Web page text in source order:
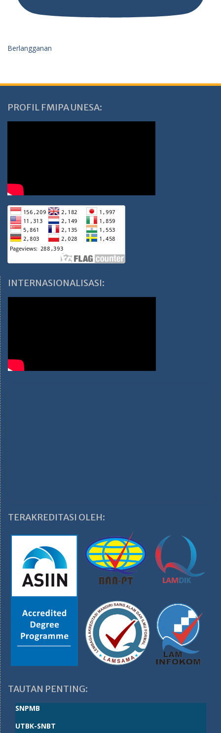
Berlangganan
PROFIL FMIPA UNESA:
INTERNASIONALISASI:
TERAKREDITASI OLEH:
TAUTAN PENTING:
SNPMB
UTBK-SNBT